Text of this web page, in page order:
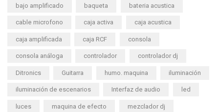
bajo amplificado baqueta bateria acustica
cable microfono caja activa caja acustica
caja amplificada caja RCF consola
consola análoga controlador controlador dj
Ditronics Guitarra humo. maquina iluminación
iluminación de escenarios Interfaz de audio led
luces maquina de efecto mezclador dj